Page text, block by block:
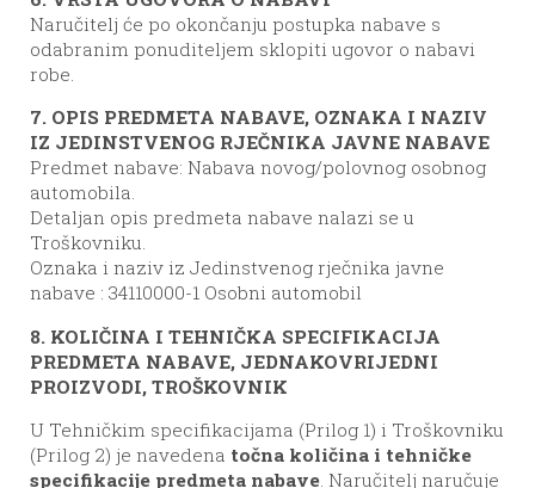
Naručitelj će po okončanju postupka nabave s
odabranim ponuditeljem sklopiti ugovor o nabavi
robe.
7. OPIS PREDMETA NABAVE, OZNAKA I NAZIV
IZ JEDINSTVENOG RJEČNIKA JAVNE NABAVE
Predmet nabave: Nabava novog/polovnog osobnog
automobila.
Detaljan opis predmeta nabave nalazi se u
Troškovniku.
Oznaka i naziv iz Jedinstvenog rječnika javne
nabave : 34110000-1 Osobni automobil
8. KOLIČINA I TEHNIČKA SPECIFIKACIJA
PREDMETA NABAVE, JEDNAKOVRIJEDNI
PROIZVODI, TROŠKOVNIK
U Tehničkim specifikacijama (Prilog 1) i Troškovniku
(Prilog 2) je navedena točna količina i tehničke
specifikacije predmeta nabave. Naručitelj naručuje